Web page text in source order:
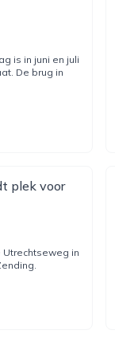
is in juni en juli
De brug in
plek voor
in